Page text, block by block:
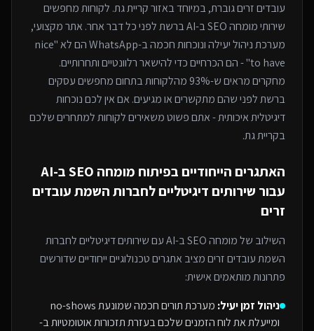
עובדים זריםגוברת, במיוחדבאזור קריית גת. לקוחות מחפשים
שירותימומחה SEO ב-AI
ברשת לפני כל דבר אחר. אתר מקצועי,
מערכת ניהול יעילה ונוכחות חכמה ב-WhatsApp הם לא "nice
to have" - הם הכרחיים כדי להישאר רלוונטיים ותחרותיים.
מחקרים מראים ש-93% מהלקוחות בתחום מחפשים עסקים
ברשת לפני שהם מתקשרים או מגיעים. אם אין לכם נוכחות
דיגיטלית איכותית - אתם פשוט משאירים לקוחות למתחריםשלכם
בקריית גת.
האתגרים הייחודיים בפיתוח מומחה SEO ב-AI
עבור שירותים דיגיטליים לחברות השמת עובדים
זרים
השילוב שלמומחה SEO ב-AI עםשירותים דיגיטליים לחברות
השמת עובדים זריםמציב אתגרים טכנולוגיים ייחודיים שדורשים
פתרונות מותאמים אישית:
ניהול זמן יעיל:
מערכת תורים חכמה שמונעת no-shows
ומייעלת את לוח הזמנים שלכם בעזרת תזכורות אוטומטיות ב-